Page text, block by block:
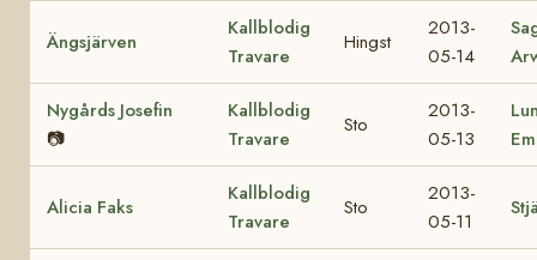
Ängsjärven
Kallblodig
Travare
Hingst
2013-
05-14
Nygårds Josefin
📷
Kallblodig
Travare
Sto
2013-
05-13
Alicia Faks
Kallblodig
Travare
Sto
2013-
05-11